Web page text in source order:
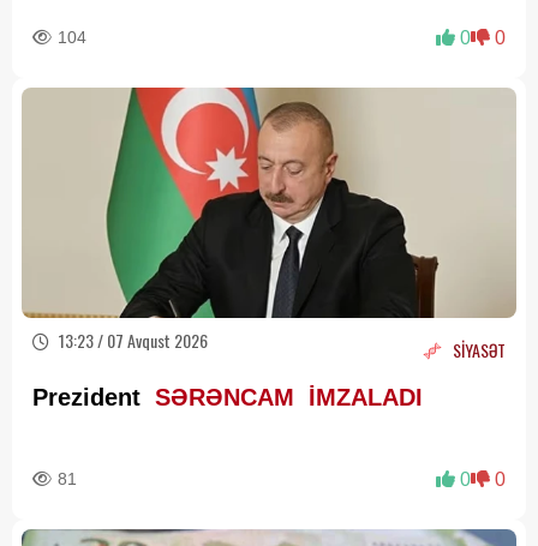
104 0 0
13:23 / 07 Avqust 2026 SİYASƏT
Prezident SƏRƏNCAM İMZALADI
81 0 0